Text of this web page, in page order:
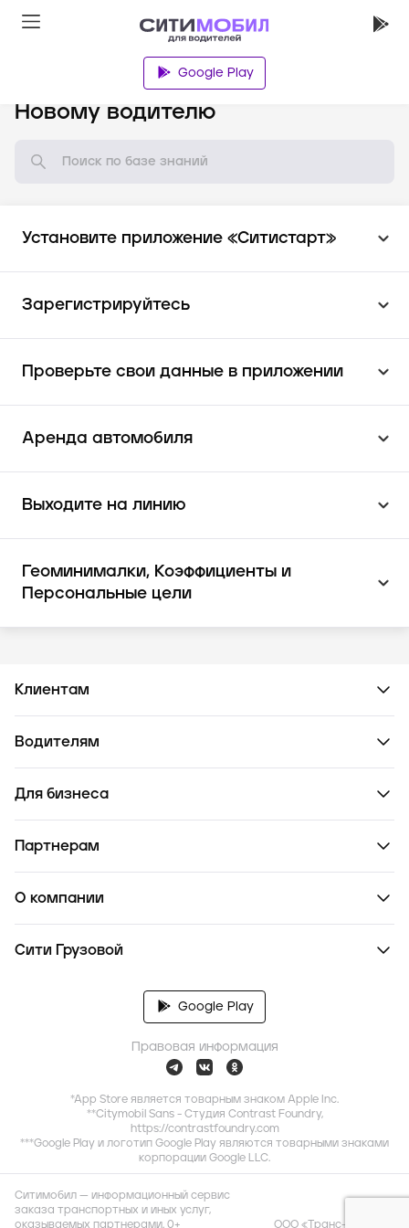
Google Play
Новому водителю
Установите приложение «Ситистарт»
Зарегистрируйтесь
Проверьте свои данные в приложении
Аренда автомобиля
Выходите на линию
Геоминималки, Коэффициенты и
Персональные цели
Клиентам
Водителям
Для бизнеса
Партнерам
О компании
Сити Грузовой
Google Play
Правовая информация
*App Store является товарным знаком Apple Inc.
**Citymobil Sans - Студия Contrast Foundry,
https://contrastfoundry.com
***Google Play и логотип Google Play являются товарными знаками
корпорации Google LLC.
Ситимобил — информационный сервис
заказа транспортных и иных услуг,
оказываемых партнерами. 0+
ООО «Транс-Миссия»